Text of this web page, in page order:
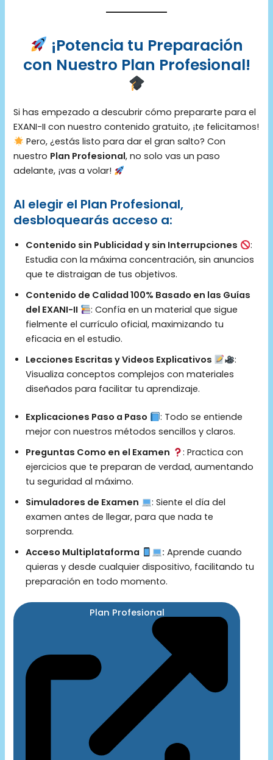
¡Potencia tu Preparación
con Nuestro Plan Profesional!
Si has empezado a descubrir cómo prepararte para el
EXANI-II con nuestro contenido gratuito, ¡te felicitamos!
Pero, ¿estás listo para dar el gran salto? Con
nuestro Plan Profesional, no solo vas un paso
adelante, ¡vas a volar!
Al elegir el Plan Profesional,
desbloquearás acceso a:
Contenido sin Publicidad y sin Interrupciones
:
Estudia con la máxima concentración, sin anuncios
que te distraigan de tus objetivos.
Contenido de Calidad 100% Basado en las Guías
del EXANI-II
: Confía en un material que sigue
fielmente el currículo oficial, maximizando tu
eficacia en el estudio.
Lecciones Escritas y Videos Explicativos
:
Visualiza conceptos complejos con materiales
diseñados para facilitar tu aprendizaje.
Explicaciones Paso a Paso
: Todo se entiende
mejor con nuestros métodos sencillos y claros.
Preguntas Como en el Examen
: Practica con
ejercicios que te preparan de verdad, aumentando
tu seguridad al máximo.
Simuladores de Examen
: Siente el día del
examen antes de llegar, para que nada te
sorprenda.
Acceso Multiplataforma
: Aprende cuando
quieras y desde cualquier dispositivo, facilitando tu
preparación en todo momento.
Plan Profesional